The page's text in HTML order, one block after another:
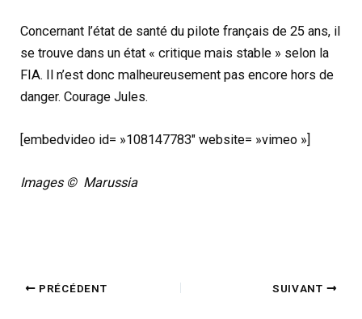
Concernant l’état de santé du pilote français de 25 ans, il
se trouve dans un état « critique mais stable » selon la
FIA. Il n’est donc malheureusement pas encore hors de
danger. Courage Jules.
[embedvideo id= »108147783″ website= »vimeo »]
Images © Marussia
PRÉCÉDENT SUIVANT